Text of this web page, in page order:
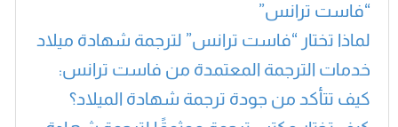
“فاست ترانس”
لماذا تختار “فاست ترانس” لترجمة شهادة ميلاد
خدمات الترجمة المعتمدة من فاست ترانس:
كيف تتأكد من جودة ترجمة شهادة الميلاد؟